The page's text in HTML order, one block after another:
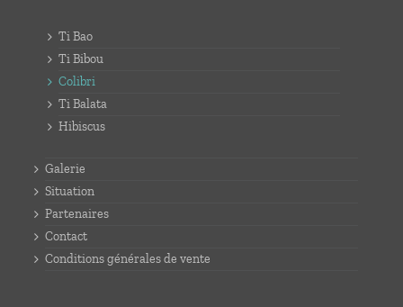
Ti Bao
Ti Bibou
Colibri
Ti Balata
Hibiscus
Galerie
Situation
Partenaires
Contact
Conditions générales de vente